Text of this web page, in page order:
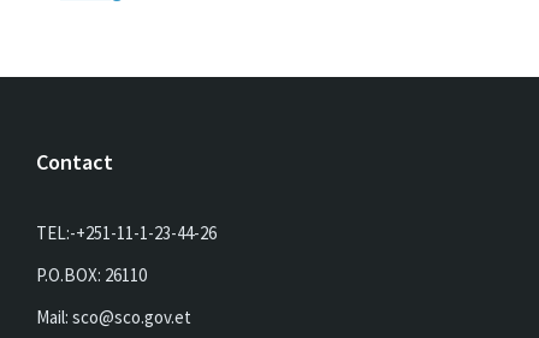
Contact
TEL:-+251-11-1-23-44-26
P.O.BOX: 26110
Mail: sco@sco.gov.et